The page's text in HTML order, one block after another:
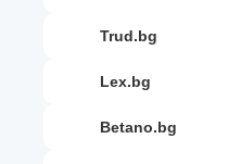
trud.bg
lex.bg
betano.bg